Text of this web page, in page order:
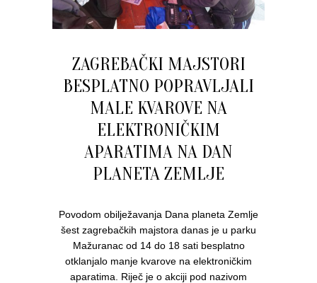
ZAGREBAČKI MAJSTORI
BESPLATNO POPRAVLJALI
MALE KVAROVE NA
ELEKTRONIČKIM
APARATIMA NA DAN
PLANETA ZEMLJE
Povodom obilježavanja Dana planeta Zemlje
šest zagrebačkih majstora danas je u parku
Mažuranac od 14 do 18 sati besplatno
otklanjalo manje kvarove na elektroničkim
aparatima. Riječ je o akciji pod nazivom